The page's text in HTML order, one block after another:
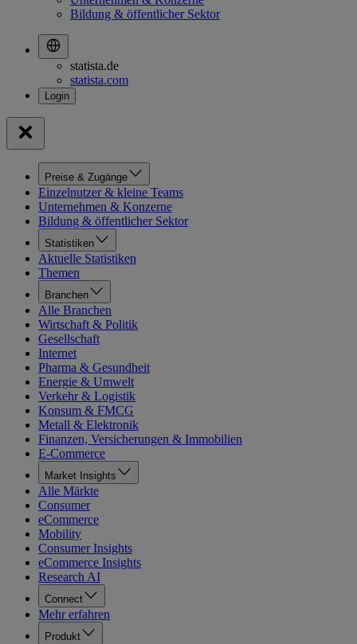
Bildung & öffentlicher Sektor
statista.de
statista.com
Preise & Zugänge
Einzelnutzer & kleine Teams
Unternehmen & Konzerne
Bildung & öffentlicher Sektor
Statistiken
Aktuelle Statistiken
Themen
Branchen
Alle Branchen
Wirtschaft & Politik
Gesellschaft
Internet
Pharma & Gesundheit
Energie & Umwelt
Verkehr & Logistik
Konsum & FMCG
Metall & Elektronik
Finanzen, Versicherungen & Immobilien
E-Commerce
Market Insights
Alle Märkte
Consumer
eCommerce
Mobility
Consumer Insights
eCommerce Insights
Research AI
Connect
Mehr erfahren
Produkt